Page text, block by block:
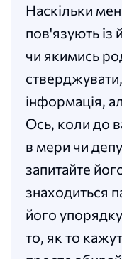
Наскільки
пов'язують
чи якимись
інформація,
Ось, коли до
в мери чи
запитайте
знаходиться
його
то, як то